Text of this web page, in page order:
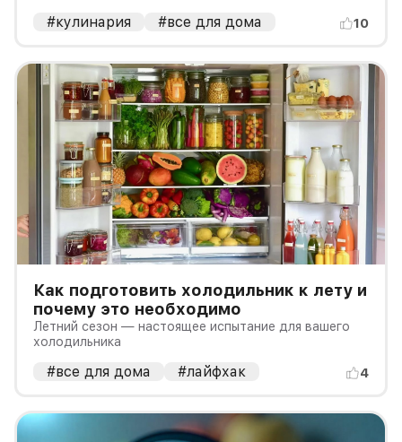
#кулинария #все для дома 10
Как подготовить холодильник к лету и
почему это необходимо
Летний сезон — настоящее испытание для вашего
холодильника
#все для дома #лайфхак 4